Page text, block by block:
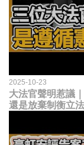
2025-10-23
大法官聲明惹議
還是放棄制衡立